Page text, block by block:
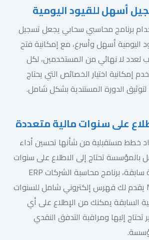
أسهل للقيود اليومية
برنامج محاسبي سحابي يجعل تسجيل
اليومية أسهل وأسرع، مع إمكانية فتح
لعدد لا نهائي من المستخدمين، لكل
إمكانية اختيار الخصائص التي يحتاج
لتوثيق الدورة المستندية بشكل شامل.
على سنوات مالية متعددة
خطط مستقبلية من شأنها تحسين أداء
بالمؤسسة تحتاج إلى الاطلاع على سنوات
مالية سابقة، برنامج محاسبة الشركات ERP
Next يقدم لك فهرس إلكتروني شامل للسنوات
السابقة يمكنك من الإطلاع على أي
تحتاج إليها ومراقبة التدفق النقدي